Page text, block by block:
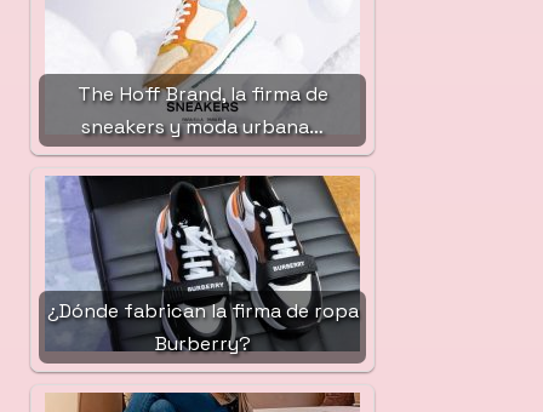
The Hoff Brand, la firma de
sneakers y moda urbana…
¿Dónde fabrican la firma de ropa
Burberry?